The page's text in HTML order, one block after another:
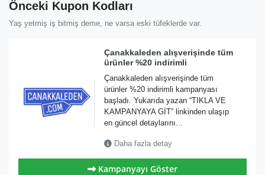
Önceki Kupon Kodları
Yaş yetmiş iş bitmiş deme, ne varsa eski tüfeklerde var.
Çanakkaleden alışverişinde tüm
ürünler %20 indirimli
Çanakkaleden alışverişinde tüm
ürünler %20 indirimli kampanyası
başladı. Yukarıda yazan “TIKLA VE
KAMPANYAYA GİT” linkinden ulaşıp
en güncel detaylarını...
Daha fazla detay
Kampanyayı Göster